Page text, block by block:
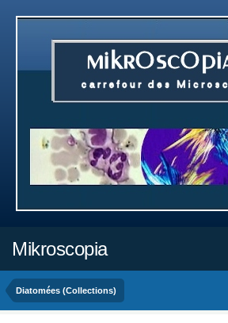
Mikroscopia
Diatomées (Collections)